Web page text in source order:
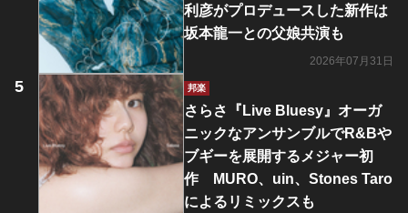
利彦がプロデュースした新作は
坂本龍一との父娘共演も
2026年07月31日
邦楽
さらさ『Live Bluesy』オーガ
ニックなアンサンブルでR&Bや
ブギーを展開するメジャー初
作 MURO、uin、Stones Taro
によるリミックスも